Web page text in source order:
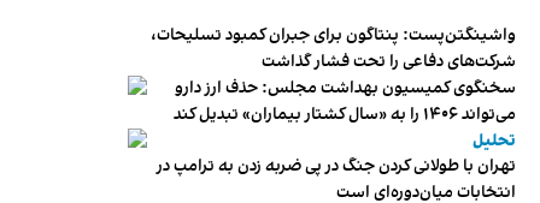
واشینگتن‌پست: پنتاگون برای جبران کمبود تسلیحات،
شرکت‌های دفاعی را تحت فشار گذاشت
سخنگوی کمیسیون بهداشت مجلس: حذف ارز دارو
می‌تواند ۱۴۰۶ را به «سال کشتار بیماران» تبدیل کند
تحلیل
تهران با طولانی کردن جنگ در پی ضربه زدن به ترامپ در
انتخابات میان‌دوره‌ای است